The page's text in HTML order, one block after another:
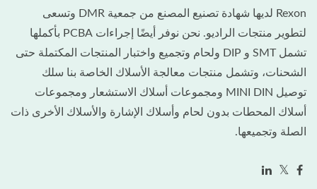
Rexon لديها شهادة تصنيع المصنع من جمعية DMR وتسعى
لتطوير منتجات الراديو. نحن نوفر أيضًا إجراءات PCBA بأكملها
تشمل SMT و DIP ولحام وتجميع واختبار المنتجات المكتملة حتى
الشحنات، وتشمل منتجات معالجة الأسلاك الخاصة بنا سلك
توصيل MINI DIN ومجموعات أسلاك الاستشعار ومجموعات
أسلاك المحطات بدون لحام وأسلاك الإشارة والأسلاك الأخرى ذات
الصلة وتجميعها.